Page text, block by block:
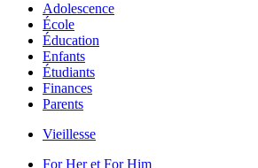
Adolescence
École
Éducation
Enfants
Étudiants
Finances
Parents
Vieillesse
For Her et For Him